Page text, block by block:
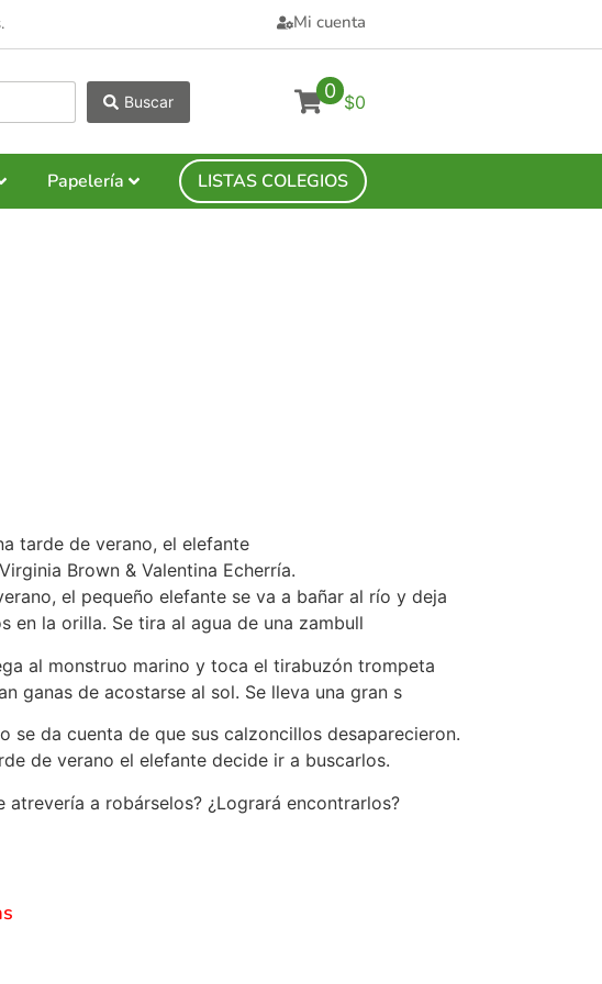
Mi cuenta
Buscar 0 $0
Papelería LISTAS COLEGIOS
tarde de verano, el elefante
Brown & Valentina Echerría.
el pequeño elefante se va a bañar al río y deja
en la orilla. Se tira al agua de una zambull
al monstruo marino y toca el tirabuzón trompeta
ganas de acostarse al sol. Se lleva una gran s
se da cuenta de que sus calzoncillos desaparecieron.
de verano el elefante decide ir a buscarlos.
atrevería a robárselos? ¿Logrará encontrarlos?